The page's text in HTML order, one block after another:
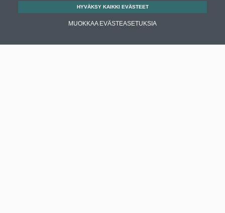
HYVÄKSY KAIKKI EVÄSTEET
MUOKKAA EVÄSTEASETUKSIA